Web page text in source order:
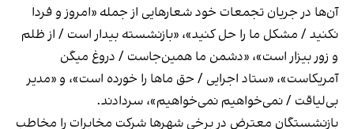
آن‌ها در جریان تجمعات خود شعارهایی از جمله «امروز و فردا
نکنید / مشکل ما را حل کنید»، «بازنشسته بیدار است / از ظلم
و زور بیزار است»، «دشمن ما همین‌جاست / دروغ میگن
آمریکاست»، «ستاد اجرایی / حق ماها را خورده است»، و «مدیر
بی‌لیاقت / نمی‌خواهیم نمی‌خواهیم»، سردادند.
بازنشستگان معترض در برخی شهرها شرکت مخابرات را مخاطب